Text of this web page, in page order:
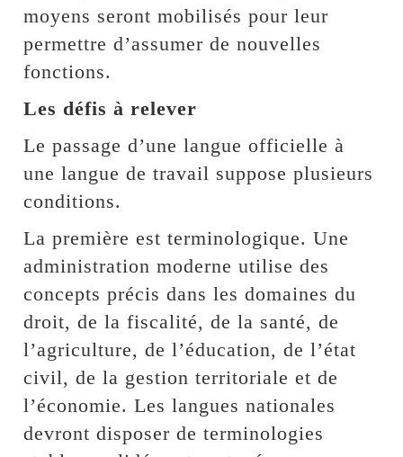
moyens seront mobilisés pour leur
permettre d’assumer de nouvelles
fonctions.
Les défis à relever
Le passage d’une langue officielle à
une langue de travail suppose plusieurs
conditions.
La première est terminologique. Une
administration moderne utilise des
concepts précis dans les domaines du
droit, de la fiscalité, de la santé, de
l’agriculture, de l’éducation, de l’état
civil, de la gestion territoriale et de
l’économie. Les langues nationales
devront disposer de terminologies